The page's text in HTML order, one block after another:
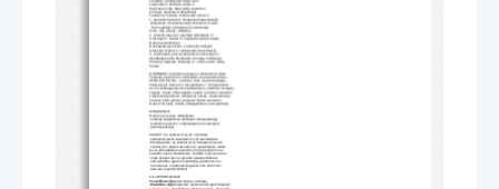
zaporedju in običajno vodijo  k
določenem cilju. Med seboj soodvisni
(učenje). Spoznavni (kognitivni),
čustveni (emotivni), motivacijski procesi.
1. spoznavni procesi: omogočajo spoznavanje,
dojemanje in obravnavanje stvarnosti in sebe
. Sem spadajo: občutenje in zaznavanje
(sluh, vid), učenje, mišljenje
2. čustveni procesi: zajemajo doživljanje in
Izražanje št. Čustev in razpoloženj (npr veselje,
Dobro razpoloženje).
Doživljanje=povezano z notranjim stanjem
Izražanje= kaže se v nebesedni komunikaciji.
3. motivacijski procesi:dejavniki ki usmerjajo in
Spodbujajo naše obnašanje. Zunanja motivacija=
Pohvala, nagrada. Notranja m.: učiti se da bi nekaj
Vedeli.
OSEBNOST:razmeroma trajna in edinstvena celota
Telesnih, duševnih in vedenjskih znač posameznika.
STRUKTURA OS.: 1.telesne znač.:znač.zunanjega
Videza (polt, barva oči, las);dednost 2. Temperament:
Vzorci vedenja(zgovornost,živahnost..);dednost 3.značaj:
zajema  celoto motivacijskih, voljnih in etnično-moralnih
značilnosti (pridnost, marljivost); okolje. 4.sposobnosti:
Telesne (moč prstov), duševne (čutno zaznavne;
Dober vid, sluh), umske (inteligentsnot, ustvarjalnost):
OBNAŠANJE
Duševne procese: doživljamo-
notranje subjektivno izkušamo (introspekcija),
Izražamo navzven z obnašanjem ali vedenjem
(ekstraspekcija)
ZAVEST So vsebine ki se jih v trenutku
sedanjosti jasno zavedamo in jih uporabljamo.
Predzavedno: so vsebine ki so dostopne zavesti
vendar jih v danem trenutku ne uporabljamo, lahko
pa se jih kadarkoli spomnimo in jih prenesemo na
zavedno raven. Nezavedno: vsebine ki jih zavest ne
more sprejeti ker so ogrozile posametznikovo
samopodobo (govorni spodrsljaj je primer ko se
nam zareče in namesto tega kar smo hoteli reči-
tisto kar si potiho želimo)
CILJI PSIHOLOGIJE
Teoretična cilja (opis pojava, razlaga),
Praktična cilja (napoved, nadzorovano spreminjanje)